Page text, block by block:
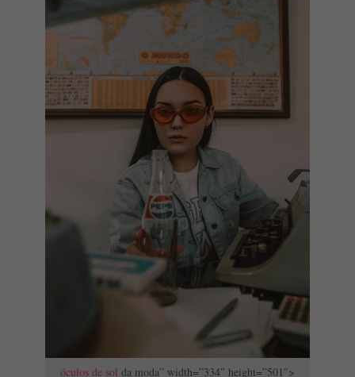
óculos de sol da moda” width=”334″ height=”501″>